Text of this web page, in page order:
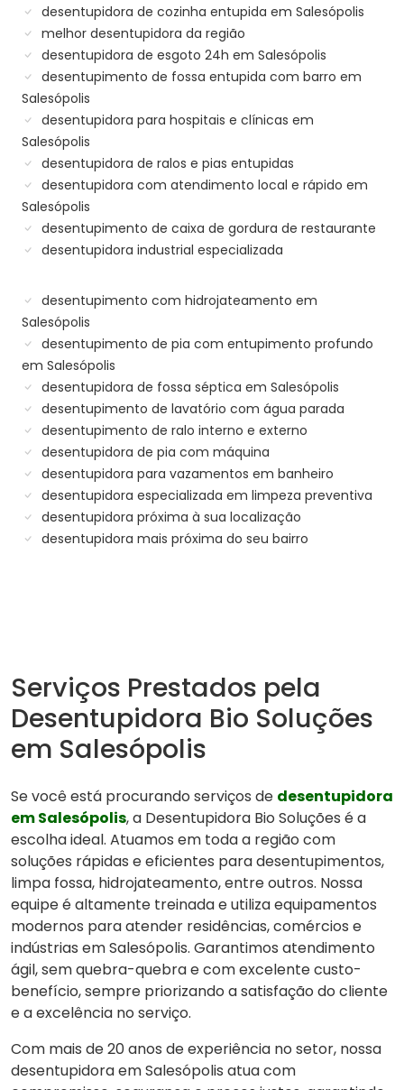
desentupidora de cozinha entupida em Salesópolis
melhor desentupidora da região
desentupidora de esgoto 24h em Salesópolis
desentupimento de fossa entupida com barro em
Salesópolis
desentupidora para hospitais e clínicas em
Salesópolis
desentupidora de ralos e pias entupidas
desentupidora com atendimento local e rápido em
Salesópolis
desentupimento de caixa de gordura de restaurante
desentupidora industrial especializada
desentupimento com hidrojateamento em
Salesópolis
desentupimento de pia com entupimento profundo
em Salesópolis
desentupidora de fossa séptica em Salesópolis
desentupimento de lavatório com água parada
desentupimento de ralo interno e externo
desentupidora de pia com máquina
desentupidora para vazamentos em banheiro
desentupidora especializada em limpeza preventiva
desentupidora próxima à sua localização
desentupidora mais próxima do seu bairro
Serviços Prestados pela
Desentupidora Bio Soluções
em Salesópolis
Se você está procurando serviços de desentupidora
em Salesópolis, a Desentupidora Bio Soluções é a
escolha ideal. Atuamos em toda a região com
soluções rápidas e eficientes para desentupimentos,
limpa fossa, hidrojateamento, entre outros. Nossa
equipe é altamente treinada e utiliza equipamentos
modernos para atender residências, comércios e
indústrias em Salesópolis. Garantimos atendimento
ágil, sem quebra-quebra e com excelente custo-
benefício, sempre priorizando a satisfação do cliente
e a excelência no serviço.
Com mais de 20 anos de experiência no setor, nossa
desentupidora em Salesópolis atua com